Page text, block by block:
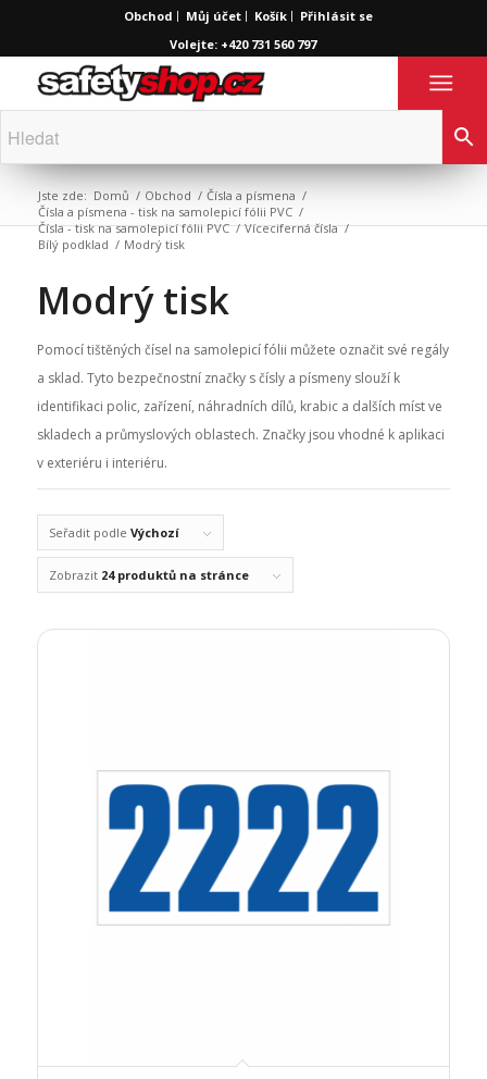
Obchod Můj účet Košík
Přihlásit se
Volejte: +420 731 560 797
Jste zde: Domů / Obchod / Čísla a písmena /
Čísla a písmena - tisk na samolepicí fólii PVC /
Čísla - tisk na samolepicí fólii PVC / Víceciferná čísla /
Bílý podklad / Modrý tisk
Modrý tisk
Pomocí tištěných čísel na samolepicí fólii můžete označit své regály
a sklad. Tyto bezpečnostní značky s čísly a písmeny slouží k
identifikaci polic, zařízení, náhradních dílů, krabic a dalších míst ve
skladech a průmyslových oblastech. Značky jsou vhodné k aplikaci
v exteriéru i interiéru.
Seřadit podle Výchozí
Zobrazit 24 produktů na stránce